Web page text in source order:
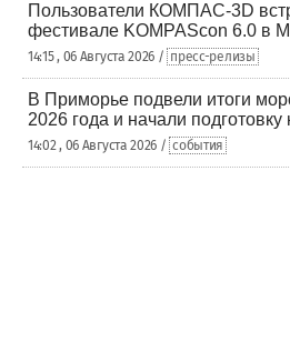
Пользователи КОМПАС-3D
фестивале KOMPAScon 6.0 в
14:15 , 06 Августа 2026 / пресс-релизы
В Приморье подвели итоги
2026 года и начали
14:02 , 06 Августа 2026 / события